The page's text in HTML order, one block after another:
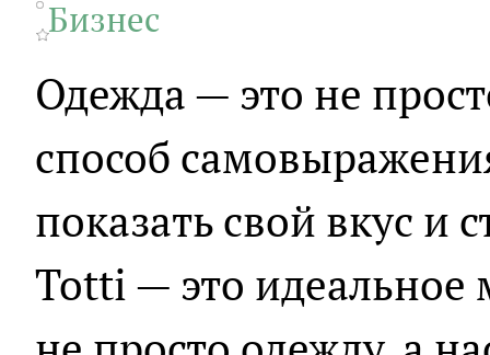
Бизнес
Одежда — это не
способ
показать свой вкус и
Totti — это идеальное